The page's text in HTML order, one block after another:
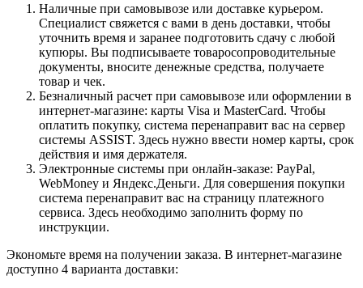
Наличные при самовывозе или доставке курьером.
Специалист свяжется с вами в день доставки, чтобы
уточнить время и заранее подготовить сдачу с любой
купюры. Вы подписываете товаросопроводительные
документы, вносите денежные средства, получаете
товар и чек.
Безналичный расчет при самовывозе или оформлении в
интернет-магазине: карты Visa и MasterCard. Чтобы
оплатить покупку, система перенаправит вас на сервер
системы ASSIST. Здесь нужно ввести номер карты, срок
действия и имя держателя.
Электронные системы при онлайн-заказе: PayPal,
WebMoney и Яндекс.Деньги. Для совершения покупки
система перенаправит вас на страницу платежного
сервиса. Здесь необходимо заполнить форму по
инструкции.
Экономьте время на получении заказа. В интернет-магазине
доступно 4 варианта доставки: